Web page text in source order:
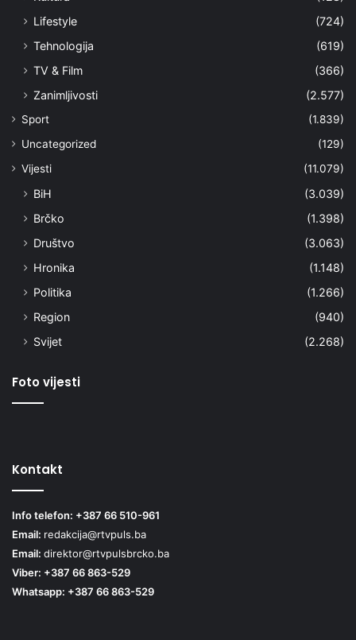
Lifestyle
(724)
Tehnologija
(619)
TV & Film
(366)
Zanimljivosti
(2.577)
Sport
(1.839)
Uncategorized
(129)
Vijesti
(11.079)
BiH
(3.039)
Brčko
(1.398)
Društvo
(3.063)
Hronika
(1.148)
Politika
(1.266)
Region
(940)
Svijet
(2.268)
Foto vijesti
Kontakt
Info telefon: +387 66 510-961
Email: redakcija@rtvpuls.ba
Email: direktor@rtvpulsbrcko.ba
Viber: +387 66 863-529
Whatsapp: +387 66 863-529